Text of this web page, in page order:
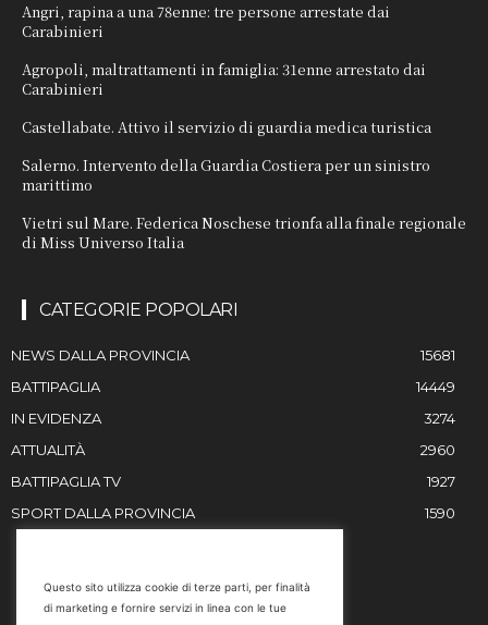
Angri, rapina a una 78enne: tre persone arrestate dai
Carabinieri
Agropoli, maltrattamenti in famiglia: 31enne arrestato dai
Carabinieri
Castellabate. Attivo il servizio di guardia medica turistica
Salerno. Intervento della Guardia Costiera per un sinistro
marittimo
Vietri sul Mare. Federica Noschese trionfa alla finale regionale
di Miss Universo Italia
CATEGORIE POPOLARI
NEWS DALLA PROVINCIA
15681
BATTIPAGLIA
14449
IN EVIDENZA
3274
ATTUALITÀ
2960
BATTIPAGLIA TV
1927
SPORT DALLA PROVINCIA
1590
Questo sito utilizza cookie di terze parti, per finalità
di marketing e fornire servizi in linea con le tue